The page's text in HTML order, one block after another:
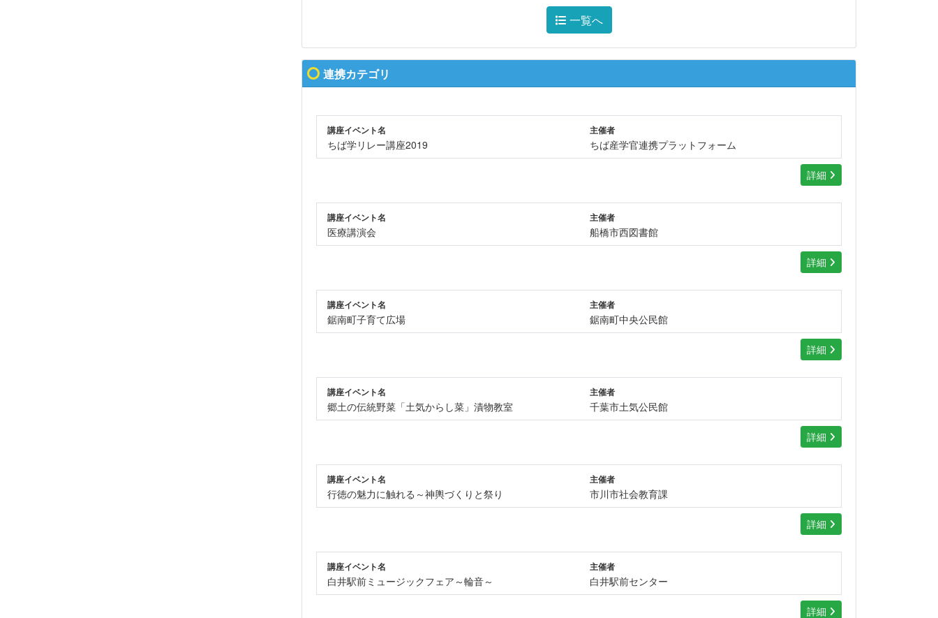
一覧へ
連携カテゴリ
講座イベント名
ちば学リレー講座2019
主催者
ちば産学官連携プラットフォーム
詳細
講座イベント名
医療講演会
主催者
船橋市西図書館
詳細
講座イベント名
鋸南町子育て広場
主催者
鋸南町中央公民館
詳細
講座イベント名
郷土の伝統野菜「土気からし菜」漬物教室
主催者
千葉市土気公民館
詳細
講座イベント名
行徳の魅力に触れる～神輿づくりと祭り
主催者
市川市社会教育課
詳細
講座イベント名
白井駅前ミュージックフェア～輪音～
主催者
白井駅前センター
詳細